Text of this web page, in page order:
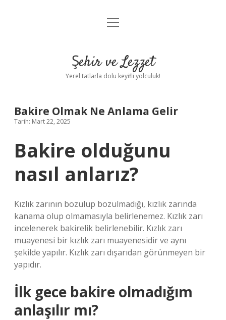
Anasayfa
Yasal Uyarı
menüyü
Şehir ve Lezzet
Yerel tatlarla dolu keyifli yolculuk!
Bakire Olmak Ne Anlama Gelir
Tarih: Mart 22, 2025
Bakire olduğunu
nasıl anlarız?
Kızlık zarının bozulup bozulmadığı, kızlık zarında
kanama olup olmamasıyla belirlenemez. Kızlık zarı
incelenerek bakirelik belirlenebilir. Kızlık zarı
muayenesi bir kızlık zarı muayenesidir ve aynı
şekilde yapılır. Kızlık zarı dışarıdan görünmeyen bir
yapıdır.
İlk gece bakire olmadığım
anlaşılır mı?